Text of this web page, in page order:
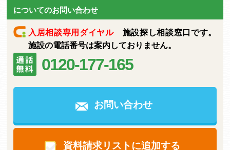
についてのお問い合わせ
入居相談専用ダイヤル施設探し相談窓口です。
施設の電話番号は案内しておりません。
0120-177-165
お問い合わせ
資料請求リストに追加する